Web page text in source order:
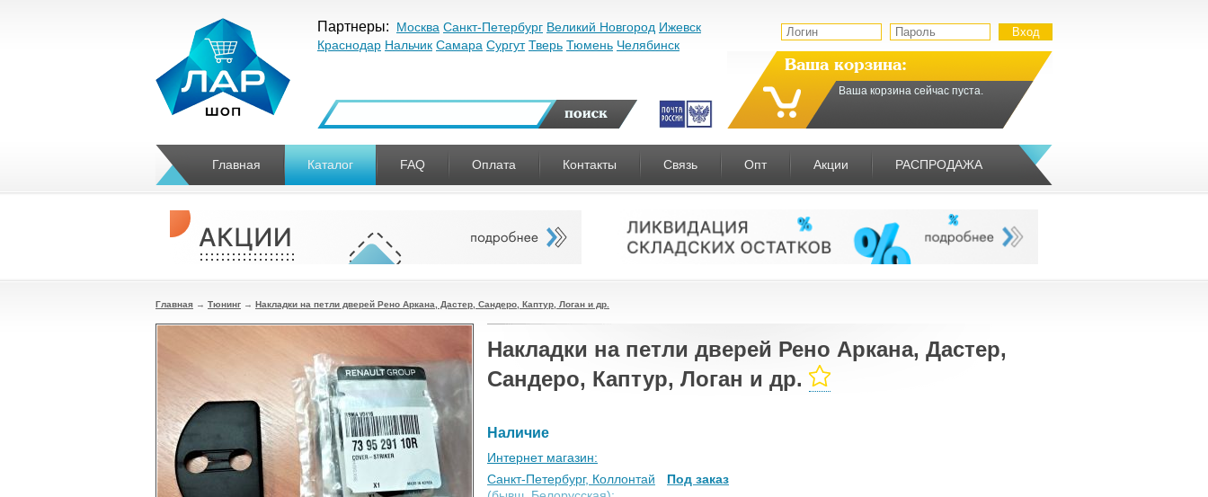
Партнеры: Москва Санкт-Петербург Великий Новгород Ижевск
Краснодар Нальчик Самара Сургут Тверь Тюмень Челябинск
Ваша корзина:
Ваша корзина сейчас пуста.
Главная Каталог FAQ Оплата Контакты Связь Опт Акции РАСПРОДАЖА
Главная → Тюнинг → Накладки на петли дверей Рено Аркана, Дастер, Сандеро, Каптур, Логан и др.
Накладки на петли дверей Рено Аркана, Дастер,
Сандеро, Каптур, Логан и др.
Наличие
Интернет магазин:
Санкт-Петербург, Коллонтай
Под заказ